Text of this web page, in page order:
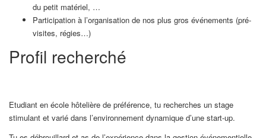
du petit matériel, …
Participation à l’organisation de nos plus gros événements (pré-
visites, régies…)
Profil recherché
Etudiant en école hôtelière de préférence, tu recherches un stage
stimulant et varié dans l’environnement dynamique d’une start-up.